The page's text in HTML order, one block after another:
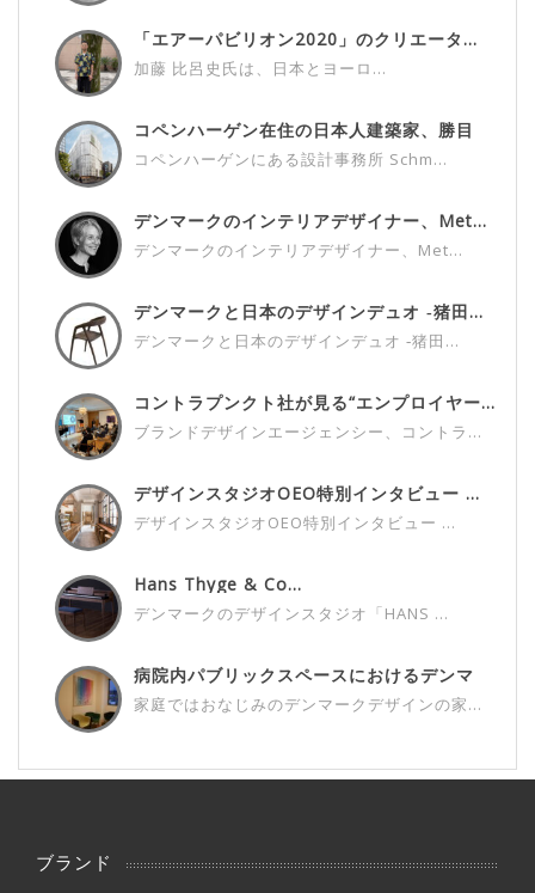
「エアーパビリオン2020」のクリエータ...
加藤 比呂史氏は、日本とヨーロ...
コペンハーゲン在住の日本人建築家、勝目
コペンハーゲンにある設計事務所 Schm...
デンマークのインテリアデザイナー、Met...
デンマークのインテリアデザイナー、Met...
デンマークと日本のデザインデュオ ‐猪田...
デンマークと日本のデザインデュオ ‐猪田...
コントラプンクト社が見る“エンプロイヤー...
ブランドデザインエージェンシー、コントラ...
デザインスタジオOEO特別インタビュー ...
デザインスタジオOEO特別インタビュー ...
Hans Thyge & Co...
デンマークのデザインスタジオ「HANS ...
病院内パブリックスペースにおけるデンマ
ー...
家庭ではおなじみのデンマークデザインの家...
ブランド